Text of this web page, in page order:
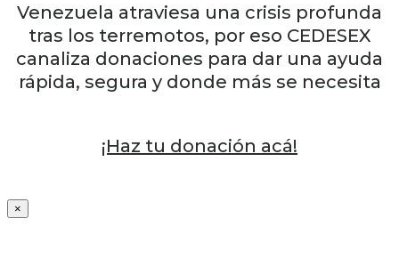
Venezuela atraviesa una crisis profunda
tras los terremotos, por eso CEDESEX
canaliza donaciones para dar una ayuda
rápida, segura y donde más se necesita
¡Haz tu donación acá!
×